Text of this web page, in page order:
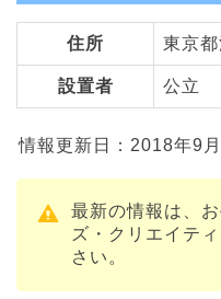
住所 東京
設置者 公立
情報更新日：2018年9月
最新の情報は、
ズ・クリエイテ
さい。